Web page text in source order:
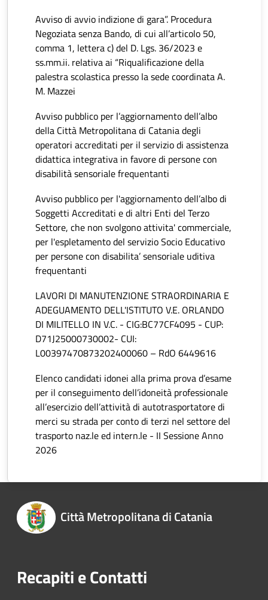
Avviso di avvio indizione di gara”. Procedura
Negoziata senza Bando, di cui all’articolo 50,
comma 1, lettera c) del D. Lgs. 36/2023 e
ss.mm.ii. relativa ai “Riqualificazione della
palestra scolastica presso la sede coordinata A.
M. Mazzei
Avviso pubblico per l’aggiornamento dell’albo
della Città Metropolitana di Catania degli
operatori accreditati per il servizio di assistenza
didattica integrativa in favore di persone con
disabilità sensoriale frequentanti
Avviso pubblico per l'aggiornamento dell’albo di
Soggetti Accreditati e di altri Enti del Terzo
Settore, che non svolgono attivita' commerciale,
per l'espletamento del servizio Socio Educativo
per persone con disabilita’ sensoriale uditiva
frequentanti
LAVORI DI MANUTENZIONE STRAORDINARIA E
ADEGUAMENTO DELL'ISTITUTO V.E. ORLANDO
DI MILITELLO IN V.C. - CIG:BC77CF4095 - CUP:
D71J25000730002- CUI:
L00397470873202400060 – RdO 6449616
Elenco candidati idonei alla prima prova d’esame
per il conseguimento dell’idoneità professionale
all’esercizio dell’attività di autotrasportatore di
merci su strada per conto di terzi nel settore del
trasporto naz.le ed intern.le - II Sessione Anno
2026
Città Metropolitana di Catania
Recapiti e Contatti